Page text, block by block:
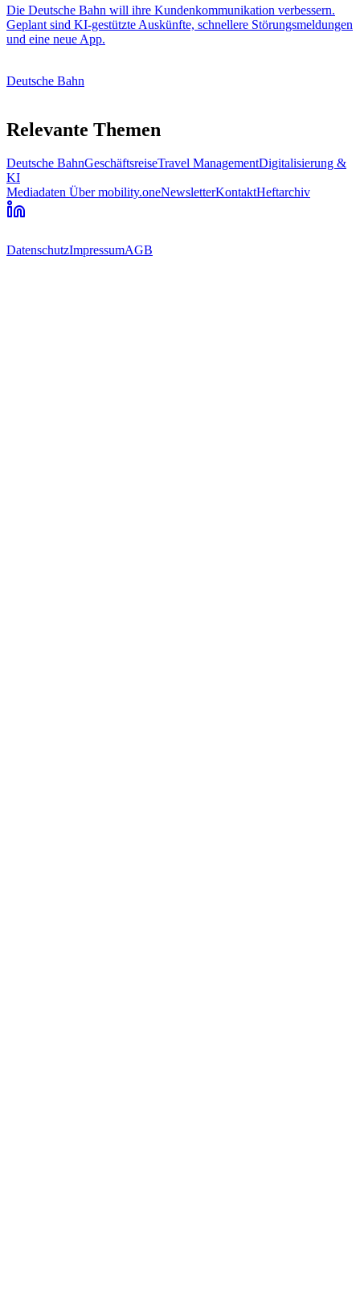
Die Deutsche Bahn will ihre Kundenkommunikation verbessern.
Geplant sind KI-gestützte Auskünfte, schnellere Störungsmeldungen
und eine neue App.
Deutsche Bahn
Relevante Themen
Deutsche BahnGeschäftsreiseTravel ManagementDigitalisierung &
KI
Mediadaten Über mobility.oneNewsletterKontaktHeftarchiv
DatenschutzImpressumAGB